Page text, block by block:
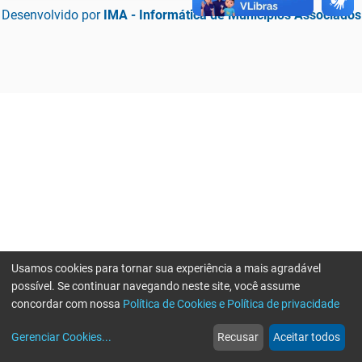
Desenvolvido por IMA - Informática de Municípios Associados
web
Notícias
more_horiz
Mais
Usamos cookies para tornar sua experiência a mais agradável
possível. Se continuar navegando neste site, você assume
concordar com nossa Política de Cookies e Política de privacidade
Gerenciar Cookies... Recusar Aceitar todos
Erro ao enviar informações, por favor tente novamente